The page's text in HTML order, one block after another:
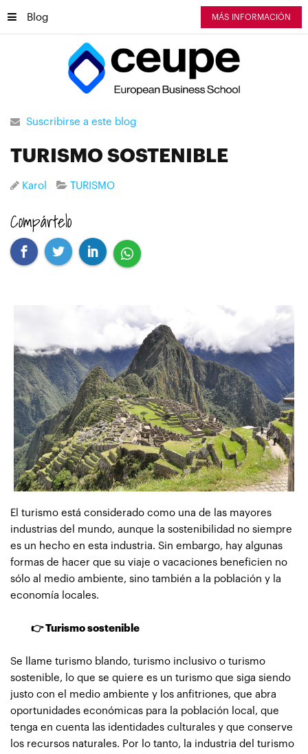
Blog MÁS INFORMACIÓN
Suscribirse a este blog
TURISMO SOSTENIBLE
Karol TURISMO
Compártelo
El turismo está considerado como una de las mayores
industrias del mundo, aunque la sostenibilidad no siempre
es un hecho en esta industria. Sin embargo, hay algunas
formas de hacer que su viaje o vacaciones beneficien no
sólo al medio ambiente, sino también a la población y la
economía locales.
👉 Turismo sostenible
Se llame turismo blando, turismo inclusivo o turismo
sostenible, lo que se quiere es un turismo que siga siendo
justo con el medio ambiente y los anfitriones, que abra
oportunidades económicas para la población local, que
tenga en cuenta las identidades culturales y que conserve
los recursos naturales. Por lo tanto, la industria del turismo